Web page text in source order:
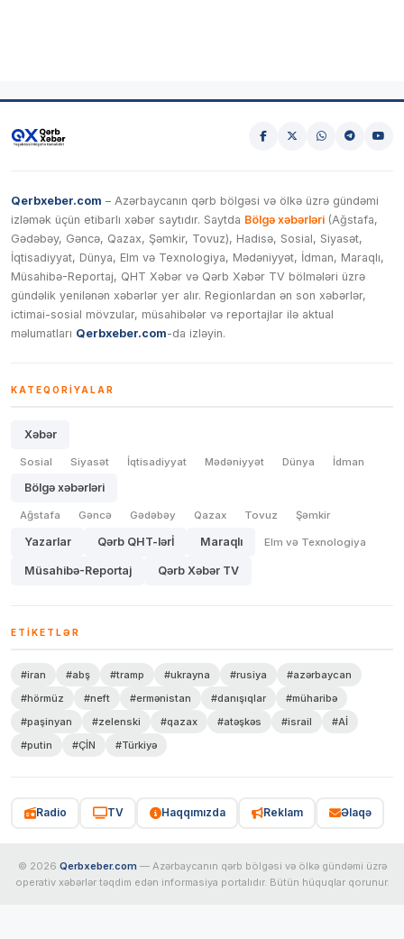
Qerbxeber.com – Azərbaycanın qərb bölgəsi və ölkə üzrə gündəmi
izləmək üçün etibarlı xəbər saytıdır. Saytda Bölgə xəbərləri (Ağstafa,
Gədəbəy, Gəncə, Qazax, Şəmkir, Tovuz), Hadisə, Sosial, Siyasət,
İqtisadiyyat, Dünya, Elm və Texnologiya, Mədəniyyət, İdman, Maraqlı,
Müsahibə-Reportaj, QHT Xəbər və Qərb Xəbər TV bölmələri üzrə
gündəlik yenilənən xəbərlər yer alır. Regionlardan ən son xəbərlər,
ictimai-sosial mövzular, müsahibələr və reportajlar ilə aktual
məlumatları Qerbxeber.com-da izləyin.
KATEQORIYALAR
Xəbər
Sosial Siyasət İqtisadiyyat Mədəniyyət Dünya İdman
Bölgə xəbərləri
Ağstafa Gəncə Gədəbəy Qazax Tovuz Şəmkir
Yazarlar Qərb QHT-lərİ Maraqlı Elm və Texnologiya
Müsahibə-Reportaj Qərb Xəbər TV
ETIKETLƏR
#iran #abş #tramp #ukrayna #rusiya
#azərbaycan
#hörmüz
#neft #ermənistan #danışıqlar
#müharibə
#paşinyan
#zelenski #qazax #atəşkəs #israil
#Aİ
#putin
#ÇİN #Türkiyə
Radio TV Haqqımızda Reklam Əlaqə
© 2026 Qerbxeber.com — Azərbaycanın qərb bölgəsi və ölkə gündəmi üzrə
operativ xəbərlər təqdim edən informasiya portalıdır. Bütün hüquqlar qorunur.